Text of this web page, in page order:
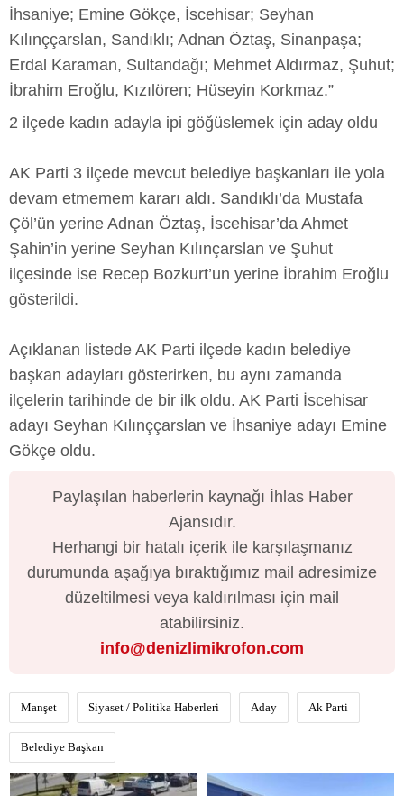
İhsaniye; Emine Gökçe, İscehisar; Seyhan
Kılınççarslan, Sandıklı; Adnan Öztaş, Sinanpaşa;
Erdal Karaman, Sultandağı; Mehmet Aldırmaz, Şuhut;
İbrahim Eroğlu, Kızılören; Hüseyin Korkmaz.”
2 ilçede kadın adayla ipi göğüslemek için aday oldu
AK Parti 3 ilçede mevcut belediye başkanları ile yola
devam etmemem kararı aldı. Sandıklı’da Mustafa
Çöl’ün yerine Adnan Öztaş, İscehisar’da Ahmet
Şahin’in yerine Seyhan Kılınçarslan ve Şuhut
ilçesinde ise Recep Bozkurt’un yerine İbrahim Eroğlu
gösterildi.
Açıklanan listede AK Parti ilçede kadın belediye
başkan adayları gösterirken, bu aynı zamanda
ilçelerin tarihinde de bir ilk oldu. AK Parti İscehisar
adayı Seyhan Kılınççarslan ve İhsaniye adayı Emine
Gökçe oldu.
Paylaşılan haberlerin kaynağı İhlas Haber
Ajansıdır.
Herhangi bir hatalı içerik ile karşılaşmanız
durumunda aşağıya bıraktığımız mail adresimize
düzeltilmesi veya kaldırılması için mail
atabilirsiniz.
info@denizlimikrofon.com
Manşet Siyaset / Politika Haberleri Aday Ak Parti
Belediye Başkan